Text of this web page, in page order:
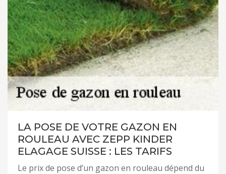
LA POSE DE VOTRE GAZON EN
ROULEAU AVEC ZEPP KINDER
ELAGAGE SUISSE : LES TARIFS
Le prix de pose d’un gazon en rouleau dépend du